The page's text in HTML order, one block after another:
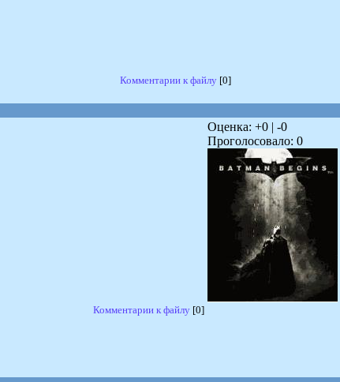
Комментарии к файлу [0]
Комментарии к файлу [0]
Оценка: +0 | -0
Проголосовало: 0